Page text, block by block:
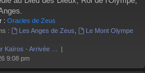
: Oracles de Zeus
:
Les Anges de Zeus
Le Mont Olympe
Kaïros - Arrivée …
9:08 pm